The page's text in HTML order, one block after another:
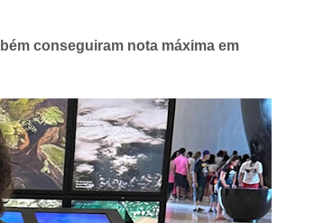
conseguiram nota máxima em